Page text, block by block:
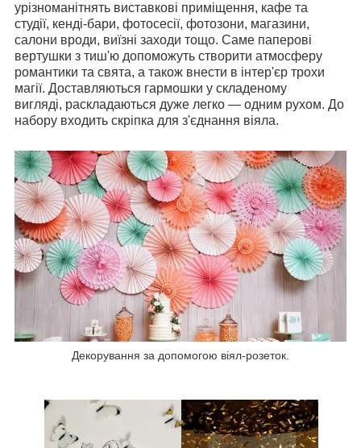
урізноманітнять виставкові приміщення, кафе та
студії, кенді-бари, фотосесії, фотозони, магазини,
салони вроди, виїзні заходи тощо. Саме паперові
вертушки з тиш'ю допоможуть створити атмосферу
романтики та свята, а також внести в інтер'єр трохи
магії. Доставляються гармошки у складеному
вигляді, раскладаються дуже легко — одним рухом. До
набору входить скріпка для з'єднання віяла.
Декорування за допомогою віял-розеток.